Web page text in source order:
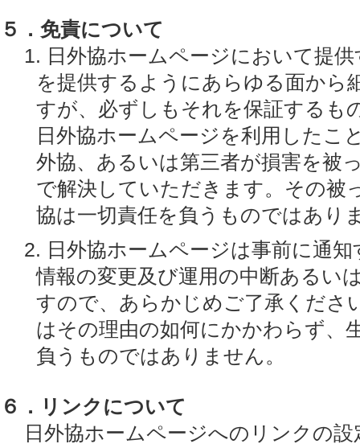
５．免責について
1. 日外協ホームページにおいて提
を提供するようにあらゆる面から
すが、必ずしもそれを保証するも
日外協ホームページを利用したこ
外協、あるいは第三者が損害を被
で解決していただきます。その被
協は一切責任を負うものではあり
2. 日外協ホームページは事前に通
情報の変更及び運用の中断あるい
すので、あらかじめご了承くださ
はその理由の如何にかかわらず、
負うものではありません。
６．リンクについて
日外協ホームページへのリンクの